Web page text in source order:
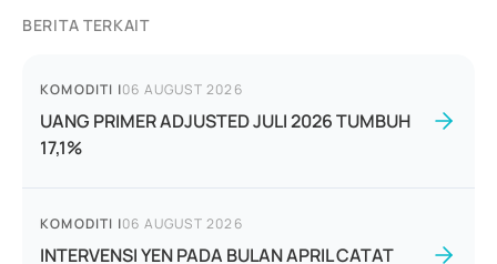
BERITA TERKAIT
KOMODITI |06 AUGUST 2026
UANG PRIMER ADJUSTED JULI 2026 TUMBUH
17,1%
KOMODITI |06 AUGUST 2026
INTERVENSI YEN PADA BULAN APRIL CATAT